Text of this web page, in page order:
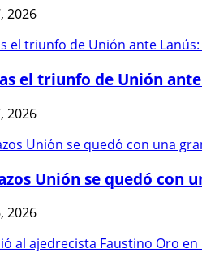
2026
el triunfo de Unión ante
2026
Unión se quedó con
2026